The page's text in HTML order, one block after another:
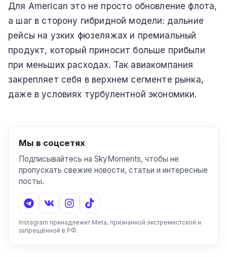
Для American это не просто обновление флота,
а шаг в сторону гибридной модели: дальние
рейсы на узких фюзеляжах и премиальный
продукт, который приносит больше прибыли
при меньших расходах. Так авиакомпания
закрепляет себя в верхнем сегменте рынка,
даже в условиях турбулентной экономики.
Мы в соцсетях
Подписывайтесь на SkyMoments, чтобы не
пропускать свежие новости, статьи и интересные
посты.
Instagram принадлежит Meta, признанной экстремистской и
запрещённой в РФ.